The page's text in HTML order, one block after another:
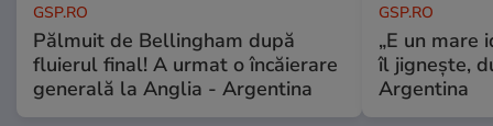
GSP.RO
Pălmuit de Bellingham după
fluierul final! A urmat o încăierare
generală la Anglia - Argentina
GSP.RO
„E un mare
îl jignește,
Argentina